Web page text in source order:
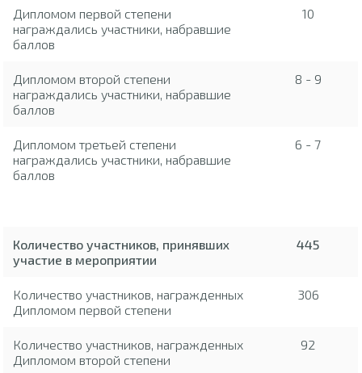
Дипломом первой степени
награждались участники, набравшие
баллов
10
Дипломом второй степени
награждались участники, набравшие
баллов
8 - 9
Дипломом третьей степени
награждались участники, набравшие
баллов
6 - 7
Количество участников, принявших
участие в мероприятии
445
Количество участников, награжденных
Дипломом первой степени
306
Количество участников, награжденных
Дипломом второй степени
92